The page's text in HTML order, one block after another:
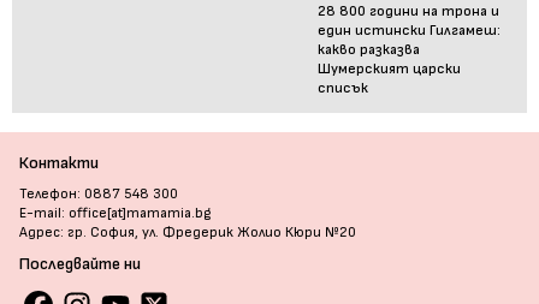
28 800 години на трона и
един истински Гилгамеш:
какво разказва
Шумерският царски
списък
Контакти
Телефон: 0887 548 300
E-mail: office[at]mamamia.bg
Адрес: гр. София, ул. Фредерик Жолио Кюри №20
Последвайте ни